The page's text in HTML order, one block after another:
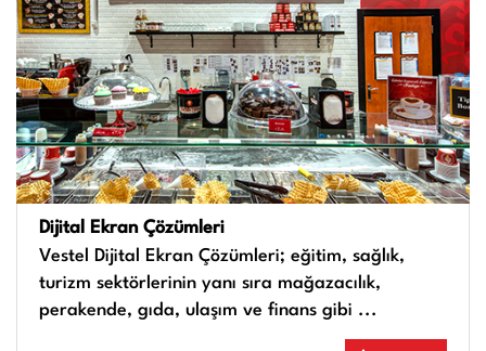
Dijital Ekran Çözümleri
Vestel Dijital Ekran Çözümleri; eğitim, sağlık,
turizm sektörlerinin yanı sıra mağazacılık,
perakende, gıda, ulaşım ve finans gibi ...